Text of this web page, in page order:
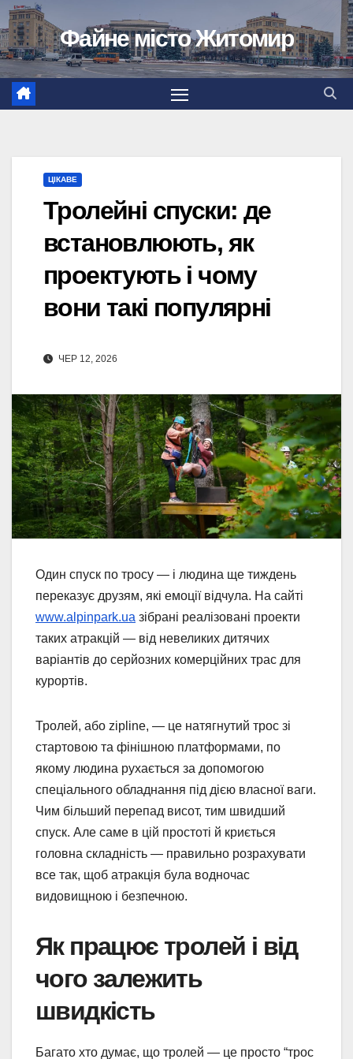
Перейти
до
вмісту
Файне місто Житомир
ЦІКАВЕ
Тролейні спуски: де
встановлюють, як
проектують і чому
вони такі популярні
ЧЕР 12, 2026
Один спуск по тросу — і людина ще тиждень
переказує друзям, які емоції відчула. На сайті
www.alpinpark.ua зібрані реалізовані проекти
таких атракцій — від невеликих дитячих
варіантів до серйозних комерційних трас для
курортів.
Тролей, або zipline, — це натягнутий трос зі
стартовою та фінішною платформами, по
якому людина рухається за допомогою
спеціального обладнання під дією власної ваги.
Чим більший перепад висот, тим швидший
спуск. Але саме в цій простоті й криється
головна складність — правильно розрахувати
все так, щоб атракція була водночас
видовищною і безпечною.
Як працює тролей і від
чого залежить
швидкість
Багато хто думає, що тролей — це просто “трос